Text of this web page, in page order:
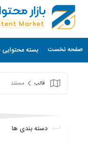
صفحه نخست بسته
قالب مستند
دسته بندی ها